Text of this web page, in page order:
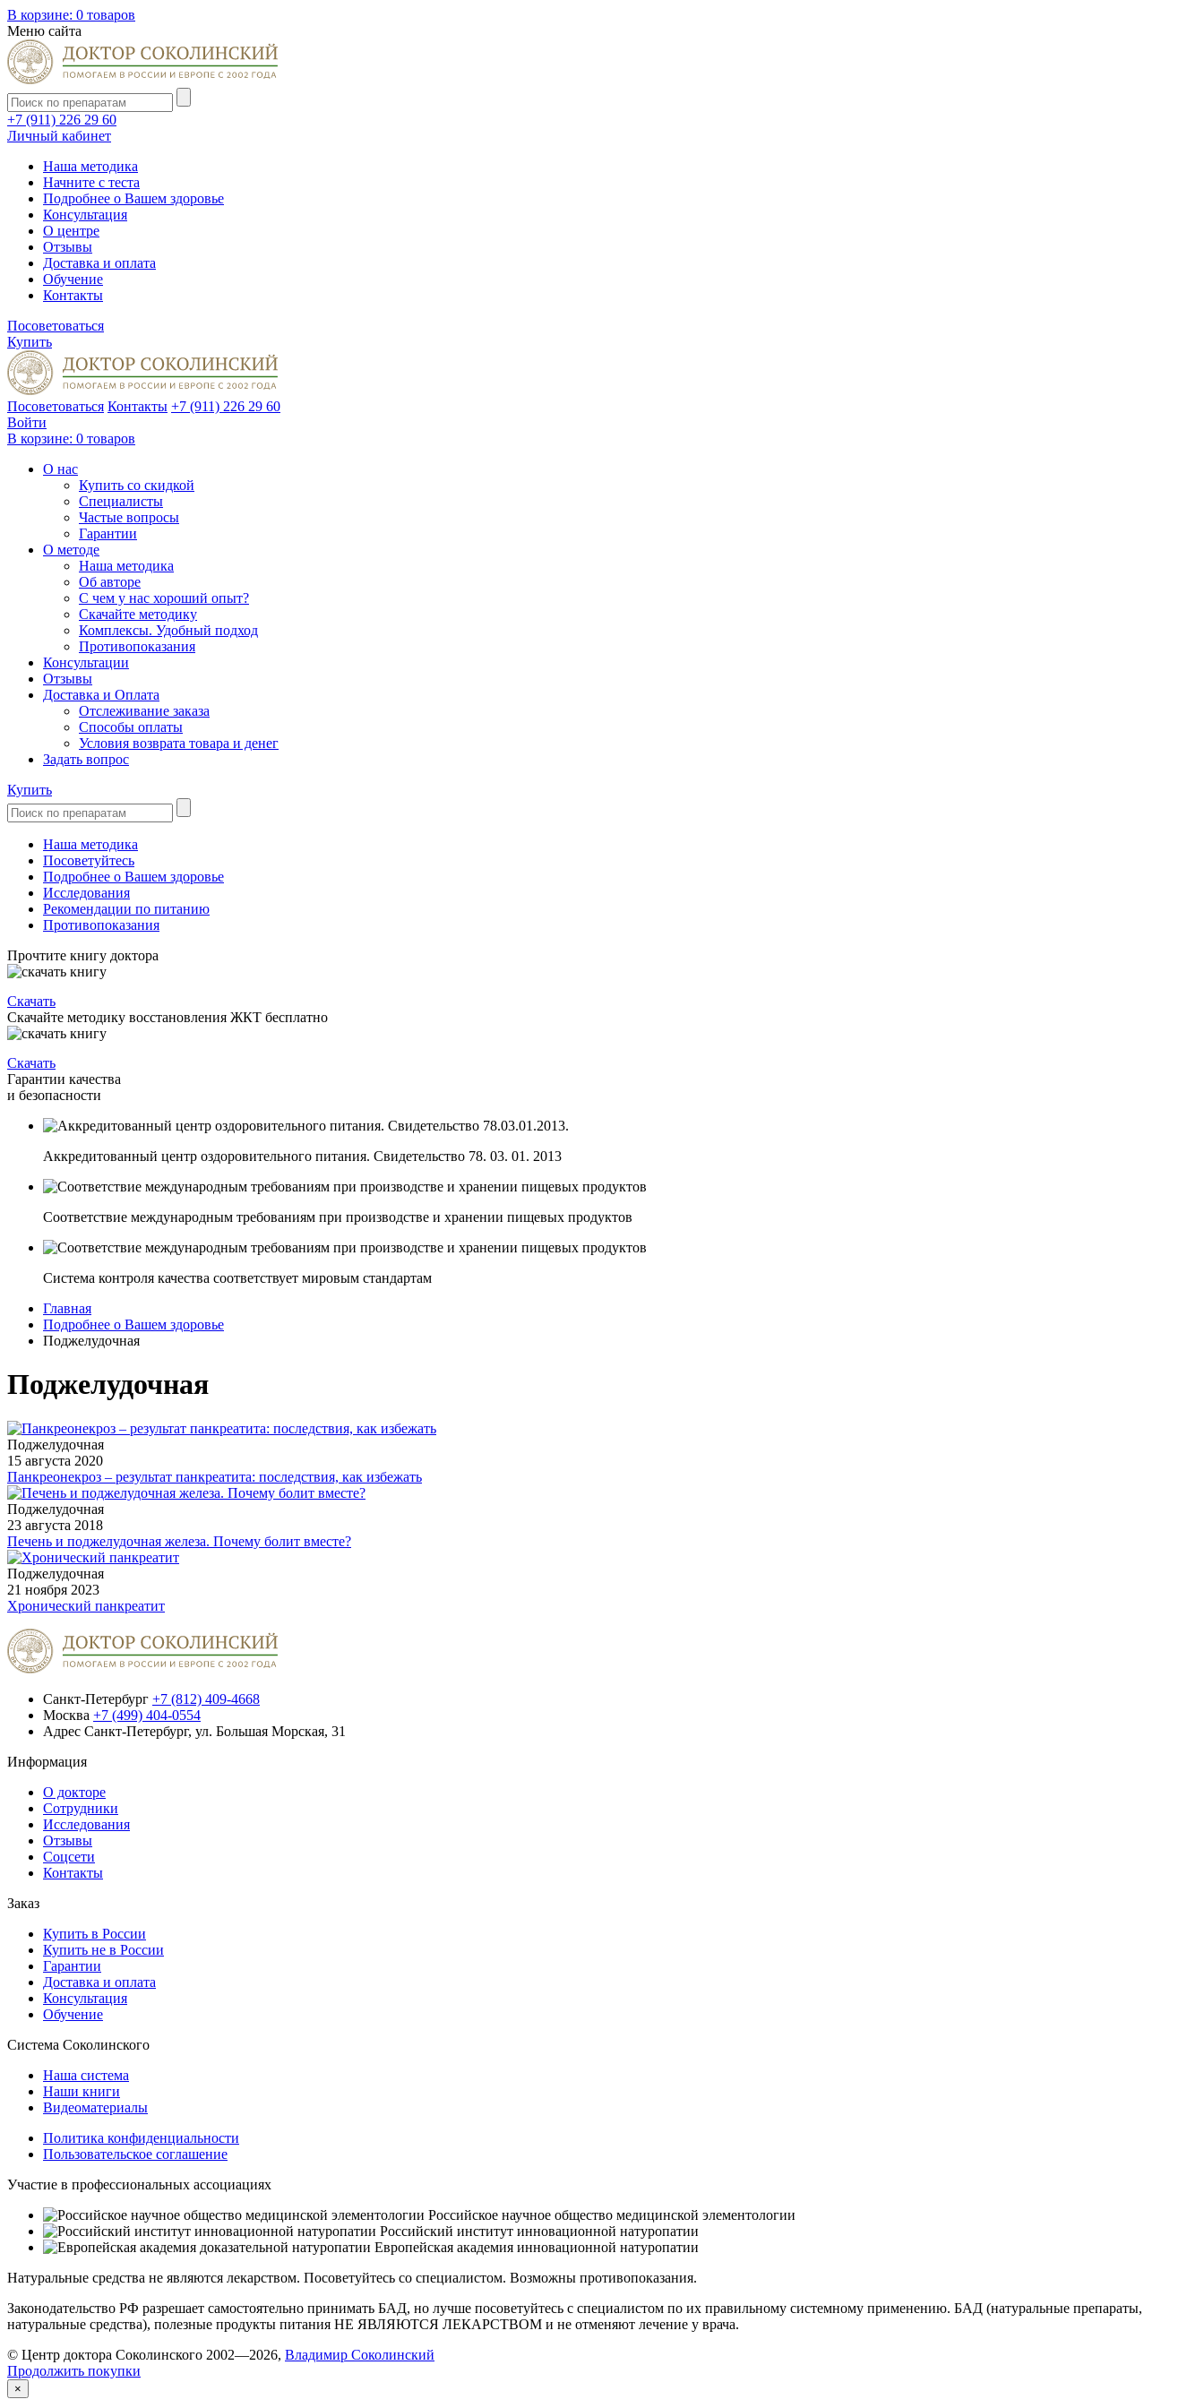
В корзине: 0 товаров
Меню сайта
+7 (911) 226 29 60
Личный кабинет
Наша методика
Начните с теста
Подробнее о Вашем здоровье
Консультация
О центре
Отзывы
Доставка и оплата
Обучение
Контакты
Посоветоваться
Купить
Посоветоваться Контакты +7 (911) 226 29 60
Войти
В корзине: 0 товаров
О нас
Купить со скидкой
Специалисты
Частые вопросы
Гарантии
О методе
Наша методика
Об авторе
С чем у нас хороший опыт?
Скачайте методику
Комплексы. Удобный подход
Противопоказания
Консультации
Отзывы
Доставка и Оплата
Отслеживание заказа
Способы оплаты
Условия возврата товара и денег
Задать вопрос
Купить
Наша методика
Посоветуйтесь
Подробнее о Вашем здоровье
Исследования
Рекомендации по питанию
Противопоказания
Прочтите книгу доктора
Скачать
Скачайте методику восстановления ЖКТ бесплатно
Скачать
Гарантии качества
и безопасности
Аккредитованный центр оздоровительного питания. Свидетельство 78. 03. 01. 2013
Соответствие международным требованиям при производстве и хранении пищевых продуктов
Система контроля качества соответствует мировым стандартам
Главная
Подробнее о Вашем здоровье
Поджелудочная
Поджелудочная
Поджелудочная
15 августа 2020
Панкреонекроз – результат панкреатита: последствия, как избежать
Поджелудочная
23 августа 2018
Печень и поджелудочная железа. Почему болит вместе?
Поджелудочная
21 ноября 2023
Хронический панкреатит
Санкт-Петербург +7 (812) 409-4668
Москва +7 (499) 404-0554
Адрес Санкт-Петербург, ул. Большая Морская, 31
Информация
О докторе
Сотрудники
Исследования
Отзывы
Соцсети
Контакты
Заказ
Купить в России
Купить не в России
Гарантии
Доставка и оплата
Консультация
Обучение
Система Соколинского
Наша система
Наши книги
Видеоматериалы
Политика конфиденциальности
Пользовательское соглашение
Участие в профессиональных ассоциациях
Российское научное общество медицинской элементологии
Российский институт инновационной натуропатии
Европейская академия инновационной натуропатии
Натуральные средства не являются лекарством. Посоветуйтесь со специалистом. Возможны противопоказания.
Законодательство РФ разрешает самостоятельно принимать БАД, но лучше посоветуйтесь с специалистом по их правильному системному применению. БАД (натуральные препараты,
натуральные средства), полезные продукты питания НЕ ЯВЛЯЮТСЯ ЛЕКАРСТВОМ и не отменяют лечение у врача.
© Центр доктора Соколинского 2002—2026, Владимир Соколинский
Продолжить покупки
×